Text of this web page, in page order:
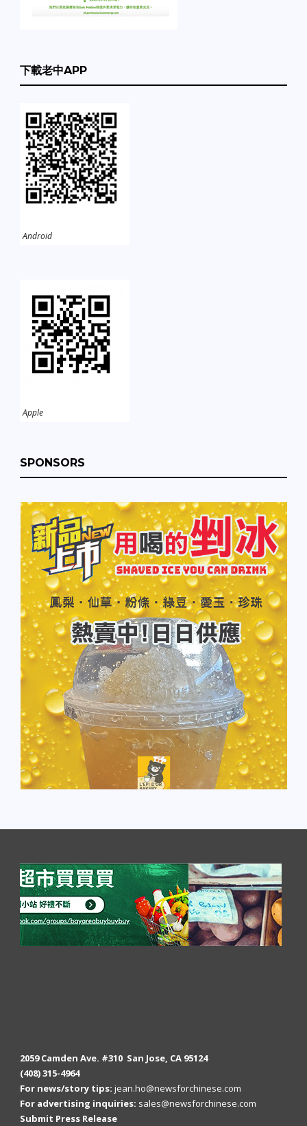
下載老中APP
Android
Apple
SPONSORS
2059 Camden Ave. #310 San Jose, CA 95124
(408) 315-4964
For news/story tips: jean.ho@newsforchinese.com
For advertising inquiries: sales@newsforchinese.com
Submit Press Release